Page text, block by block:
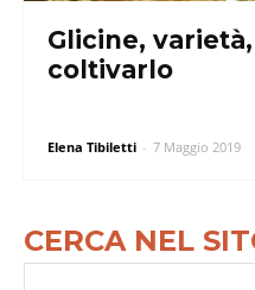
Glicine,
coltivarlo
Elena Tibiletti - 7 Maggio 2019
CERCA NEL